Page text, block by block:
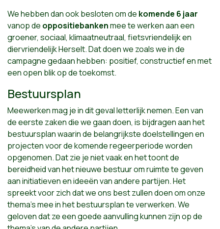
We hebben dan ook besloten om de komende 6 jaar
vanop de oppositiebankenmee te werken aan een
groener, sociaal, klimaatneutraal, fietsvriendelijk en
diervriendelijk Herselt. Dat doen we zoals we in de
campagne gedaan hebben: positief, constructief en met
een open blik op de toekomst.
Bestuursplan
Meewerken mag je in dit geval letterlijk nemen. Een van
de eerste zaken die we gaan doen, is bijdragen aan het
bestuursplan waarin de belangrijkste doelstellingen en
projecten voor de komende regeerperiode worden
opgenomen. Dat zie je niet vaak en het toont de
bereidheid van het nieuwe bestuur om ruimte te geven
aan initiatieven en ideeën van andere partijen. Het
spreekt voor zich dat we ons best zullen doen om onze
thema’s mee in het bestuursplan te verwerken. We
geloven dat ze een goede aanvulling kunnen zijn op de